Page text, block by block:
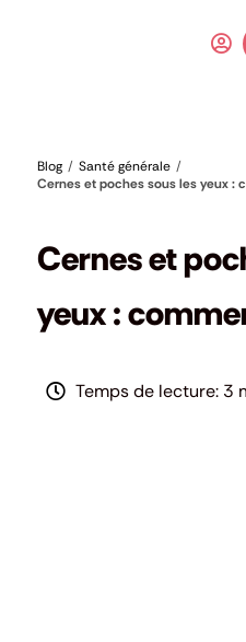
Blog
Santé générale
Cernes et poches sous les yeux :
Cernes et
yeux :
3